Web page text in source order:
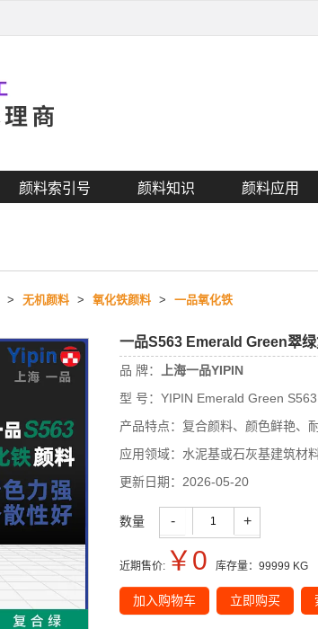
颜料索引号 颜料知识 颜料应用
> 无机颜料 > 氧化铁颜料 > 一品氧化铁
一品S563 Emerald Green翠
品 牌：
上海一品YIPIN
型 号： YIPIN Emerald Green S563
产品特点： 复合颜料、颜色鲜艳、
应用领域： 水泥基或石灰基建筑材
更新日期： 2026-05-20
数量 - +
近期售价: ￥0 库存量： 99999 KG
加入购物车 立即购买